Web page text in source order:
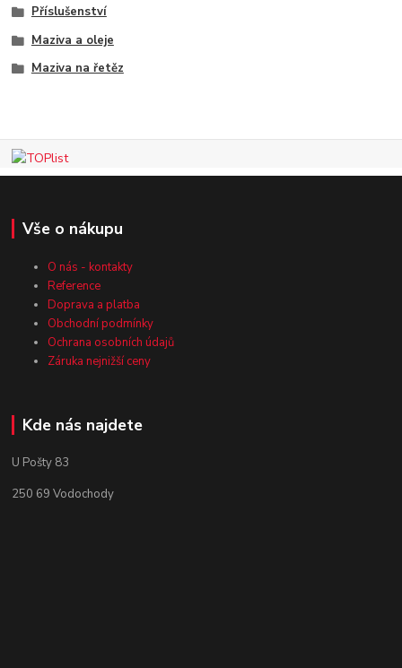
Příslušenství
Maziva a oleje
Maziva na řetěz
Vše o nákupu
O nás - kontakty
Reference
Doprava a platba
Obchodní podmínky
Ochrana osobních údajů
Záruka nejnižší ceny
Kde nás najdete
U Pošty 83
250 69 Vodochody